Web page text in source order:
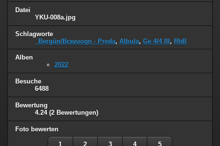
Datei
YKU-008a.jpg
Schlagworte
_Bergün/Bravuogn - Preda, Albula, Ge 4/4 III, RhB
Alben
2022
Besuche
6488
Bewertung
4.24 (2 Bewertungen)
Foto bewerten
1 2 3 4 5